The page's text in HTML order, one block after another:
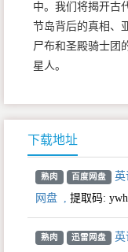
中。我们将揭开古
节岛背后的真相、
尸布和圣殿骑士团
星人。
下载地址
熟肉 百度网盘
英
网盘 , 提取码:
熟肉 迅雷网盘
英